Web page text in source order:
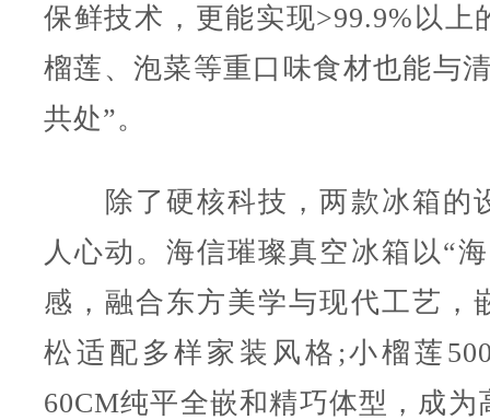
保鲜技术，更能实现>99.9%以上
榴莲、泡菜等重口味食材也能与
共处”。
除了硬核科技，两款冰箱的
人心动。海信璀璨真空冰箱以“
感，融合东方美学与现代工艺，
松适配多样家装风格;小榴莲
60CM纯平全嵌和精巧体型，成为